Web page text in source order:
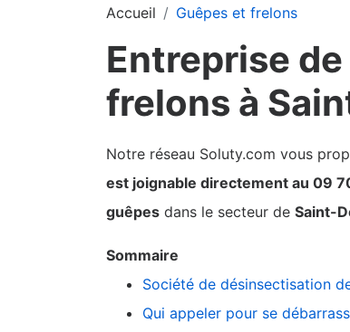
Accueil Guêpes et frelons
Entreprise
frelons à
Notre réseau Soluty.com vous
est joignable directement au 09
guêpes dans le secteur de Saint-
Sommaire
Société de désinsectisation
Qui appeler pour se